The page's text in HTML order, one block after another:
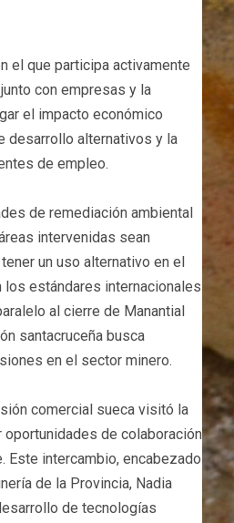
el que participa activamente
con empresas y la
el impacto económico
desarrollo alternativos y la
de empleo.
de remediación ambiental
intervenidas sean
un uso alternativo en el
los estándares internacionales
al cierre de Manantial
santacruceña busca
en el sector minero.
comercial sueca visitó la
oportunidades de colaboración
Este intercambio, encabezado
de la Provincia, Nadia
de tecnologías